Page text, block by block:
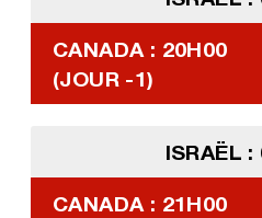
CANADA : 20H00
(JOUR -1)
ISRAËL :
CANADA : 21H00